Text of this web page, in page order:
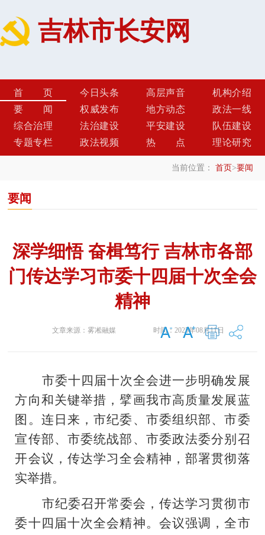
吉林市长安网
首页 今日头条 高层声音
机构介绍
要闻
权威发布 地方动态
政法一线
综合治理
法治建设 平安建设
队伍建设
专题专栏
政法视频 热点 理论研究
当前位置： 首页>要闻
要闻
深学细悟 奋楫笃行 吉林市各部
门传达学习市委十四届十次全会
精神
文章来源：雾凇融媒 时间：2025年08月11日
市委十四届十次全会进一步明确发展
方向和关键举措，擘画我市高质量发展蓝
图。连日来，市纪委、市委组织部、市委
宣传部、市委统战部、市委政法委分别召
开会议，传达学习全会精神，部署贯彻落
实举措。
市纪委召开常委会，传达学习贯彻市
委十四届十次全会精神。会议强调，全市